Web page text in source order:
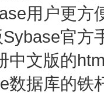
用户更方
官方
中文版的
数据库的铁